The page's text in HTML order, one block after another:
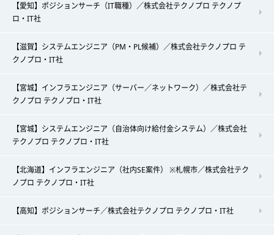
【愛知】ポジションサーチ（IT職種）／株式会社テクノプロ テクノプ
ロ・IT社
【滋賀】システムエンジニア（PM・PL候補）／株式会社テクノプロ テ
クノプロ・IT社
【宮城】インフラエンジニア（サーバー／ネットワーク）／株式会社テ
クノプロ テクノプロ・IT社
【宮城】システムエンジニア（自治体向け給付金システム）／株式会社
テクノプロ テクノプロ・IT社
【北海道】インフラエンジニア（社内SE案件） ※札幌市／株式会社テク
ノプロ テクノプロ・IT社
【高知】ポジションサーチ／株式会社テクノプロ テクノプロ・IT社